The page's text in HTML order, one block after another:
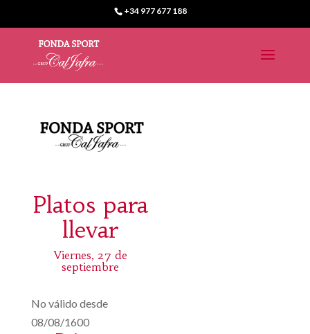
+34 977 677 188
Platos para
llevar
Viernes, 27 de
septiembre
No válido desde
08/08/1600